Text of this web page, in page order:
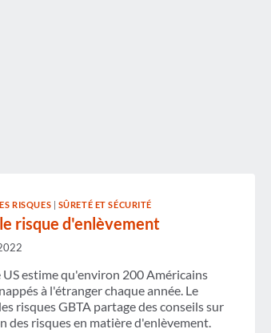
RISQUES | SÛRETÉ ET SÉCURITÉ
risque d'enlèvement
US estime qu'environ 200 Américains
à l'étranger chaque année. Le
risques GBTA partage des conseils sur
des risques en matière d'enlèvement.